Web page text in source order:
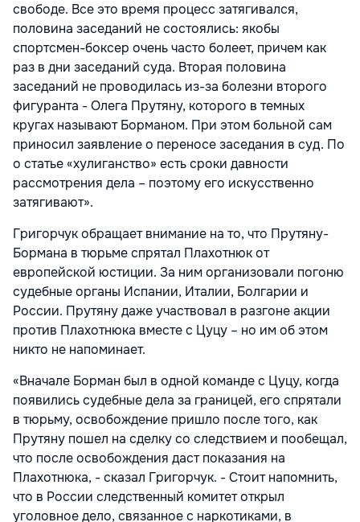
свободе. Все это время процесс затягивался,
половина заседаний не состоялись: якобы
спортсмен-боксер очень часто болеет, причем как
раз в дни заседаний суда. Вторая половина
заседаний не проводилась из-за болезни второго
фигуранта - Олега Прутяну, которого в темных
кругах называют Борманом. При этом больной сам
приносил заявление о переносе заседания в суд. По
о статье «хулиганство» есть сроки давности
рассмотрения дела – поэтому его искусственно
затягивают».
Григорчук обращает внимание на то, что Прутяну-
Бормана в тюрьме спрятал Плахотнюк от
европейской юстиции. За ним организовали погоню
судебные органы Испании, Италии, Болгарии и
России. Прутяну даже участвовал в разгоне акции
против Плахотнюка вместе с Цуцу – но им об этом
никто не напоминает.
«Вначале Борман был в одной команде с Цуцу, когда
появились судебные дела за границей, его спрятали
в тюрьму, освобождение пришло после того, как
Прутяну пошел на сделку со следствием и пообещал,
что после освобождения даст показания на
Плахотнюка, - сказал Григорчук. - Стоит напомнить,
что в России следственный комитет открыл
уголовное дело, связанное с наркотиками, в